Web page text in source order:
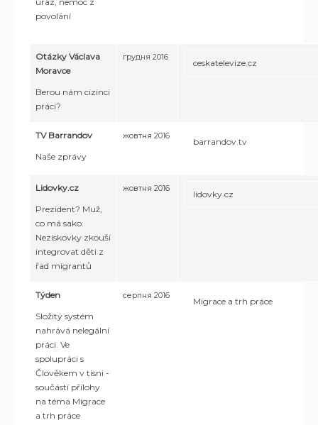
povolání
Otázky Václava
Moravce
Berou nám cizinci
práci?
грудня 2016
ceskatelevize.cz
TV Barrandov
Naše zprávy
жовтня 2016
barrandov.tv
Lidovky.cz
Prezident? Muž,
co má sako.
Neziskovky zkouší
integrovat děti z
řad migrantů
жовтня 2016
lidovky.cz
Týden
Složitý systém
nahrává nelegální
práci. Ve
spolupráci s
Člověkem v tísni -
součástí přílohy
na téma Migrace
a trh práce
серпня 2016
Migrace a trh práce